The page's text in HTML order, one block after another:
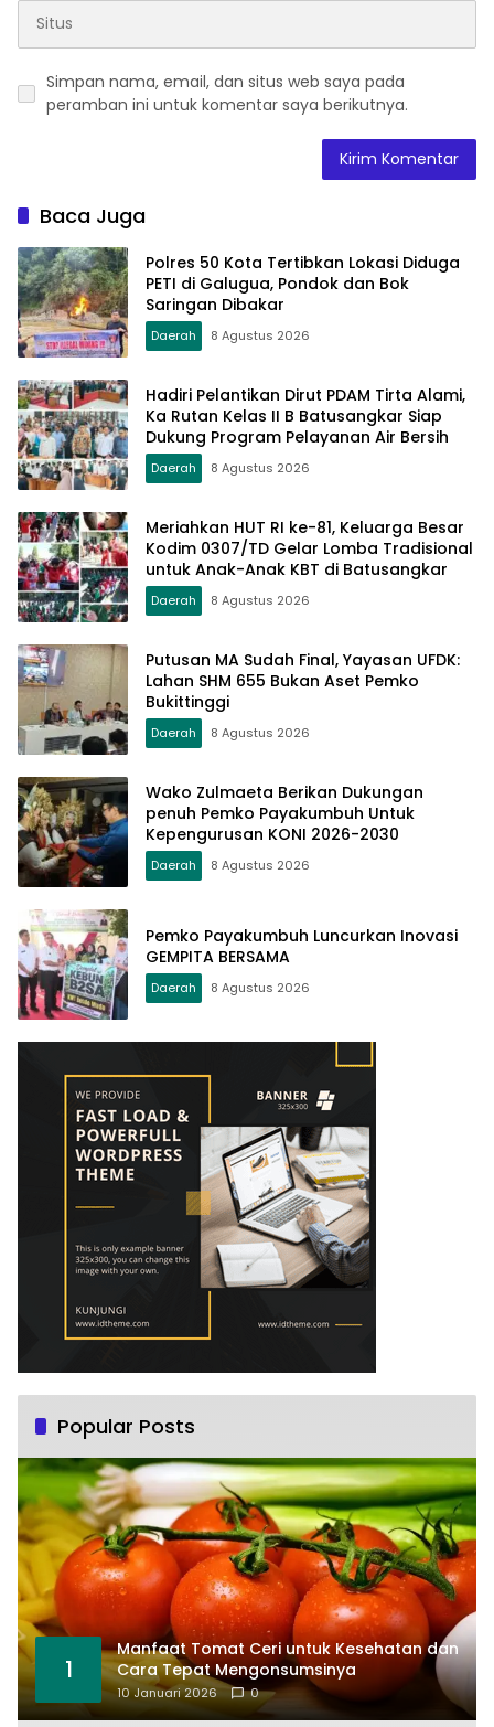
Simpan nama, email, dan situs web saya pada
peramban ini untuk komentar saya berikutnya.
Baca Juga
Polres 50 Kota Tertibkan Lokasi Diduga
PETI di Galugua, Pondok dan Bok
Saringan Dibakar
Daerah 8 Agustus 2026
Hadiri Pelantikan Dirut PDAM Tirta Alami,
Ka Rutan Kelas II B Batusangkar Siap
Dukung Program Pelayanan Air Bersih
Daerah 8 Agustus 2026
Meriahkan HUT RI ke-81, Keluarga Besar
Kodim 0307/TD Gelar Lomba Tradisional
untuk Anak-Anak KBT di Batusangkar
Daerah 8 Agustus 2026
Putusan MA Sudah Final, Yayasan UFDK:
Lahan SHM 655 Bukan Aset Pemko
Bukittinggi
Daerah 8 Agustus 2026
Wako Zulmaeta Berikan Dukungan
penuh Pemko Payakumbuh Untuk
Kepengurusan KONI 2026-2030
Daerah 8 Agustus 2026
Pemko Payakumbuh Luncurkan Inovasi
GEMPITA BERSAMA
Daerah 8 Agustus 2026
Popular Posts
1
Manfaat Tomat Ceri untuk Kesehatan dan
Cara Tepat Mengonsumsinya
10 Januari 2026 0